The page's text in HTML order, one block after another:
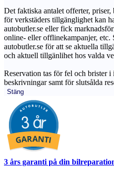
Det faktiska antalet offerter,
för verkstäders tillgänglighet kan
autobutler.se eller fick
online- eller offlinekampanjer, etc.
autobutler.se för att se aktuella
och aktuell tillgänlihet hos valda
Reservation tas för fel och brister
beskrivningar samt för slutsålda
Stäng
3 års garanti på din